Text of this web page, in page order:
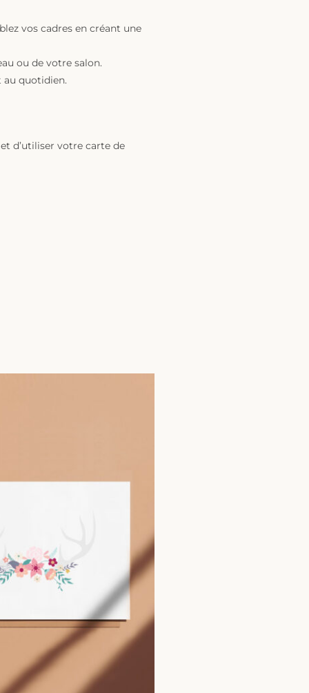
vos cadres en créant une
ou de votre salon.
quotidien.
d’utiliser votre carte de